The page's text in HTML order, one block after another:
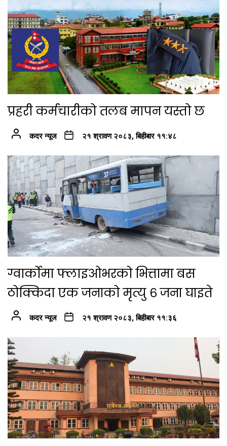
प्रहरी कर्मचारीको तलब मापन यस्तो छ
कदर न्यूज २१ श्रावण २०८३, बिहीबार ११:४८
ग्वार्कोमा फ्लाइओभरको भित्तामा बस
ठोक्किदा एक जनाको मृत्यु ६ जना घाइते
कदर न्यूज २१ श्रावण २०८३, बिहीबार ११:३६